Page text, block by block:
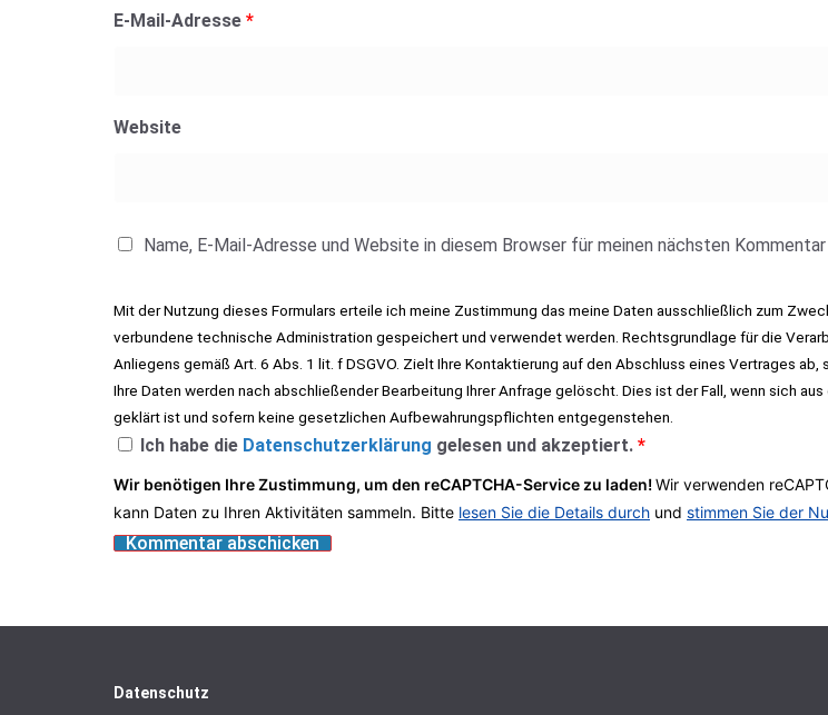
E-Mail-Adresse *
Website
Name, E-Mail-Adresse und Website in diesem Browser für meinen nächsten
Mit der Nutzung dieses Formulars erteile ich meine Zustimmung das meine Daten ausschließlich zum
verbundene technische Administration gespeichert und verwendet werden. Rechtsgrundlage für die
Anliegens gemäß Art. 6 Abs. 1 lit. f DSGVO. Zielt Ihre Kontaktierung auf den Abschluss eines Vertrages
Ihre Daten werden nach abschließender Bearbeitung Ihrer Anfrage gelöscht. Dies ist der Fall, wenn sich
geklärt ist und sofern keine gesetzlichen Aufbewahrungspflichten entgegenstehen.
Ich habe die Datenschutzerklärung gelesen und akzeptiert. *
Wir benötigen Ihre Zustimmung, um den reCAPTCHA-Service zu laden!Wir verwenden
kann Daten zu Ihren Aktivitäten sammeln. Bitte lesen Sie die Details durch und stimmen Sie der
Datenschutz